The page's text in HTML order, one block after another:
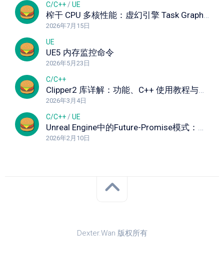
C/C++/ UE
榨干 CPU 多核性能：虚幻引擎 Task Graph 任务图深度解析与实战指南
2026年7月15日
UE
UE5 内存监控命令
2026年5月23日
C/C++
Clipper2 库详解：功能、C++ 使用教程与实战示例
2026年3月4日
C/C++/ UE
Unreal Engine中的Future-Promise模式：深入解析异步编程利器 异步模板说明
2026年2月10日
Dexter.Wan 版权所有